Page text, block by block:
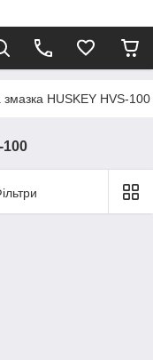
змазка HUSKEY HVS-100
100